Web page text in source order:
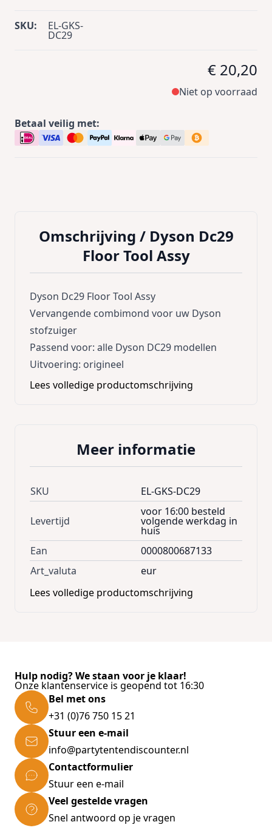
SKU: EL-GKS-
DC29
€ 20,20
Niet op voorraad
Betaal veilig met:
Omschrijving / Dyson Dc29
Floor Tool Assy
Dyson Dc29 Floor Tool Assy
Vervangende combimond voor uw Dyson
stofzuiger
Passend voor: alle Dyson DC29 modellen
Uitvoering: origineel
Lees volledige productomschrijving
Meer informatie
SKU EL-GKS-DC29
Levertijd
voor 16:00 besteld
volgende werkdag in
huis
Ean
0000800687133
Art_valuta
eur
Lees volledige productomschrijving
Hulp nodig? We staan voor je klaar!
Onze klantenservice is geopend tot 16:30
Bel met ons
+31 (0)76 750 15 21
Stuur een e-mail
info@partytentendiscounter.nl
Contactformulier
Stuur een e-mail
Veel gestelde vragen
Snel antwoord op je vragen